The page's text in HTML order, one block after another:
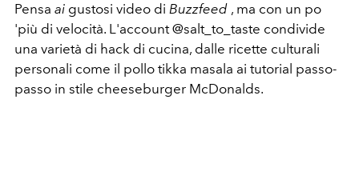
Pensa ai gustosi video di Buzzfeed , ma con un po
'più di velocità. L'account @salt_to_taste condivide
una varietà di hack di cucina, dalle ricette culturali
personali come il pollo tikka masala ai tutorial passo-
passo in stile cheeseburger McDonalds.